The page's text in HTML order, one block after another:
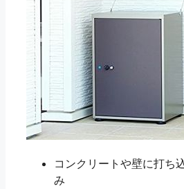
コンクリートや壁に打ち
み